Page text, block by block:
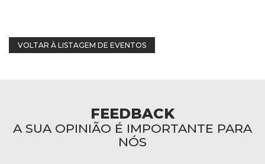
VOLTAR À LISTAGEM DE EVENTOS
FEEDBACK
A SUA OPINIÃO É IMPORTANTE PARA
NÓS